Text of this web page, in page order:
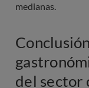
medianas.
del sector